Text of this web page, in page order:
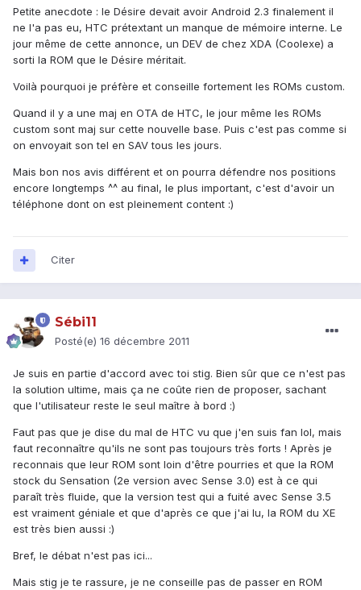
Petite anecdote : le Désire devait avoir Android 2.3 finalement il
ne l'a pas eu, HTC prétextant un manque de mémoire interne. Le
jour même de cette annonce, un DEV de chez XDA (Coolexe) a
sorti la ROM que le Désire méritait.
Voilà pourquoi je préfère et conseille fortement les ROMs custom.
Quand il y a une maj en OTA de HTC, le jour même les ROMs
custom sont maj sur cette nouvelle base. Puis c'est pas comme si
on envoyait son tel en SAV tous les jours.
Mais bon nos avis différent et on pourra défendre nos positions
encore longtemps ^^ au final, le plus important, c'est d'avoir un
téléphone dont on est pleinement content :)
Citer
Sébi11
Posté(e) 16 décembre 2011
Je suis en partie d'accord avec toi stig. Bien sûr que ce n'est pas
la solution ultime, mais ça ne coûte rien de proposer, sachant
que l'utilisateur reste le seul maître à bord :)
Faut pas que je dise du mal de HTC vu que j'en suis fan lol, mais
faut reconnaître qu'ils ne sont pas toujours très forts ! Après je
reconnais que leur ROM sont loin d'être pourries et que la ROM
stock du Sensation (2e version avec Sense 3.0) est à ce qui
paraît très fluide, que la version test qui a fuité avec Sense 3.5
est vraiment géniale et que d'après ce que j'ai lu, la ROM du XE
est très bien aussi :)
Bref, le débat n'est pas ici...
Mais stig je te rassure, je ne conseille pas de passer en ROM